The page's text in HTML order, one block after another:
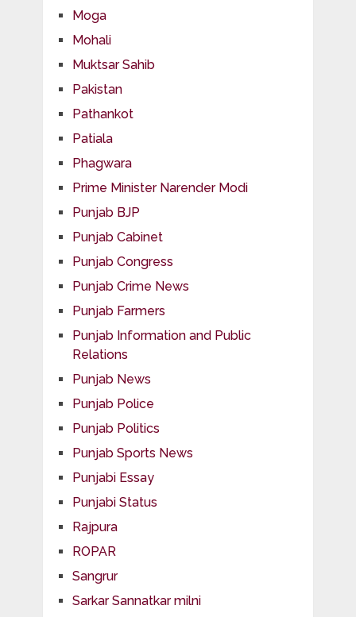
Moga
Mohali
Muktsar Sahib
Pakistan
Pathankot
Patiala
Phagwara
Prime Minister Narender Modi
Punjab BJP
Punjab Cabinet
Punjab Congress
Punjab Crime News
Punjab Farmers
Punjab Information and Public
Relations
Punjab News
Punjab Police
Punjab Politics
Punjab Sports News
Punjabi Essay
Punjabi Status
Rajpura
ROPAR
Sangrur
Sarkar Sannatkar milni